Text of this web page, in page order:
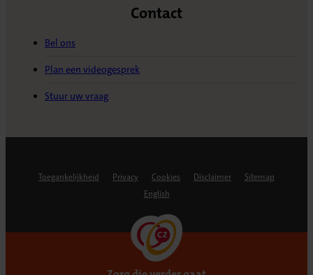
Contact
Bel ons
Plan een videogesprek
Stuur uw vraag
Toegankelijkheid Privacy Cookies Disclaimer
Sitemap
English